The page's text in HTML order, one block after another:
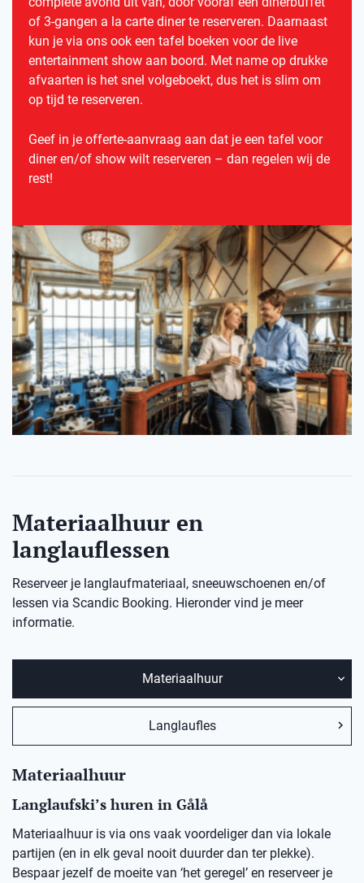
of 3-gangen a la carte diner te reserveren. Daarnaast
kun je via ons ook een tafel boeken voor de live
entertainment show aan boord. Met name op drukke
afvaarten is het snel volgeboekt, dus het is slim om
op tijd te reserveren.
Geef in je offerte-aanvraag aan dat je een tafel voor
diner en/of show wilt reserveren – dan regelen wij de
rest!
Materiaalhuur en
langlauflessen
Reserveer je langlaufmateriaal, sneeuwschoenen en/of
lessen via Scandic Booking. Hieronder vind je meer
informatie.
Materiaalhuur
Langlaufles
Materiaalhuur
Langlaufski’s huren in Gålå
Materiaalhuur is via ons vaak voordeliger dan via lokale
partijen (en in elk geval nooit duurder dan ter plekke).
Bespaar jezelf de moeite van ‘het geregel’ en reserveer je